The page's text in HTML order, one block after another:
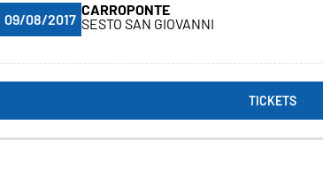
09/08/2017
CARROPONTE
SESTO SAN GIOVANNI
TICKETS